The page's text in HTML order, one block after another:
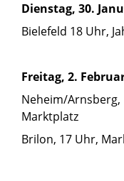
Dienstag, 30.
Bielefeld 18 Uhr,
Freitag, 2.
Neheim/Arnsberg,
Marktplatz
Brilon, 17 Uhr,